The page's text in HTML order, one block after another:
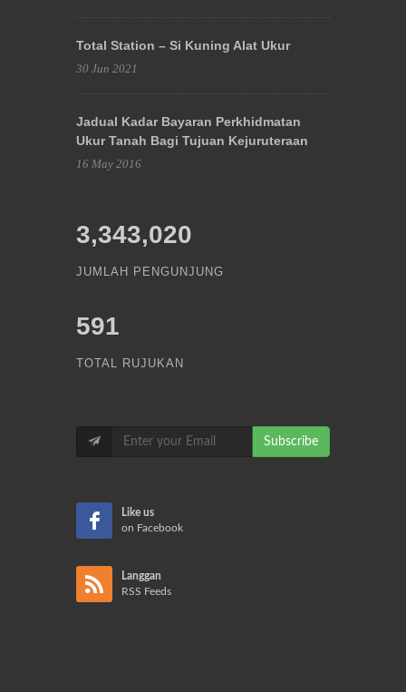
Total Station – Si Kuning Alat Ukur
30 Jun 2021
Jadual Kadar Bayaran Perkhidmatan
Ukur Tanah Bagi Tujuan Kejuruteraan
16 May 2016
3,343,020
JUMLAH PENGUNJUNG
591
TOTAL RUJUKAN
Subscribe
Like us
on Facebook
Langgan
RSS Feeds